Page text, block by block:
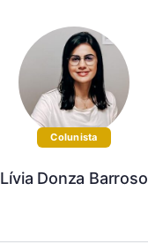
Colunista
Lívia Donza Barroso